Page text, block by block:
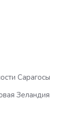
Сарагосы
Зеландия